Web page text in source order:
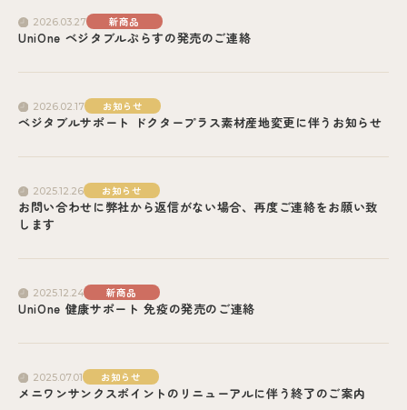
2026.03.27 新商品
UniOne ベジタブルぷらすの発売のご連絡
2026.02.17 お知らせ
ベジタブルサポート ドクタープラス素材産地変更に伴うお知らせ
2025.12.26 お知らせ
お問い合わせに弊社から返信がない場合、再度ご連絡をお願い致
します
2025.12.24 新商品
UniOne 健康サポート 免疫の発売のご連絡
2025.07.01 お知らせ
メニワンサンクスポイントのリニューアルに伴う終了のご案内